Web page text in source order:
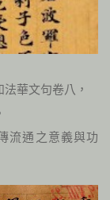
華文句卷八，
流通之意義與功